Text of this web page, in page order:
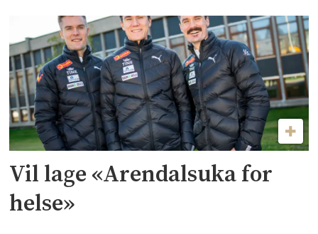
Vil lage «Arendalsuka for
helse»